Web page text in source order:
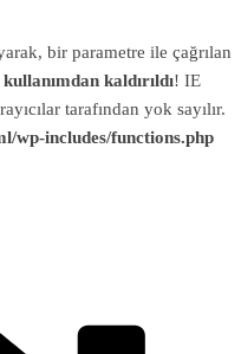
bir parametre ile çağrılan
kullanımdan kaldırıldı! IE
tarafından yok sayılır.
wp-includes/functions.php